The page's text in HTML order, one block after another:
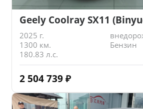
Geely Coolray SX11
2025 г.
1300 км.
Бензин
180.83 л.с.
2 504 739 ₽